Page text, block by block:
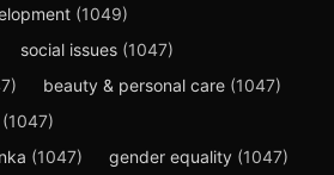
(1049)
social issues (1047)
beauty & personal care (1047)
(1047)
(1047) gender equality (1047)